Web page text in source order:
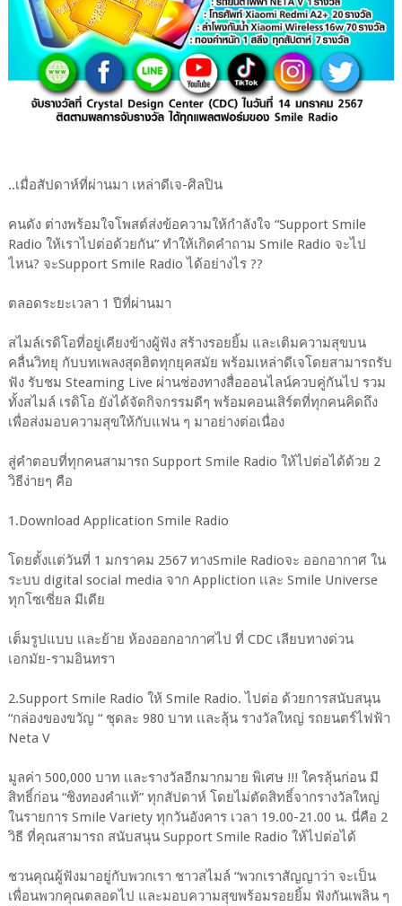
..เมื่อสัปดาห์ที่ผ่านมา เหล่าดีเจ-ศิลปิน
คนดัง ต่างพร้อมใจโพสต์ส่งข้อความให้กำลังใจ “Support Smile
Radio ให้เราไปต่อด้วยกัน” ทำให้เกิดคำถาม Smile Radio จะไป
ไหน? จะSupport Smile Radio ได้อย่างไร ??
ตลอดระยะเวลา 1 ปีที่ผ่านมา
สไมล์เรดิโอที่อยู่เคียงข้างผู้ฟัง สร้างรอยยิ้ม และเติมความสุขบน
คลื่นวิทยุ กับบทเพลงสุดฮิตทุกยุคสมัย พร้อมเหล่าดีเจโดยสามารถรับ
ฟัง รับชม Steaming Live ผ่านช่องทางสื่อออนไลน์ควบคู่กันไป รวม
ทั้งสไมล์ เรดิโอ ยังได้จัดกิจกรรมดีๆ พร้อมคอนเสิร์ตที่ทุกคนคิดถึง
เพื่อส่งมอบความสุขให้กับแฟน ๆ มาอย่างต่อเนื่อง
สู่คำตอบที่ทุกคนสามารถ Support Smile Radio ให้ไปต่อได้ด้วย 2
วิธีง่ายๆ คือ
1.Download Application Smile Radio
โดยตั้งเเต่วันที่ 1 มกราคม 2567 ทางSmile Radioจะ ออกอากาศ ใน
ระบบ digital social media จาก Appliction เเละ Smile Universe
ทุกโซเซี่ยล มีเดีย
เต็มรูปแบบ เเละย้าย ห้องออกอากาศไป ที่ CDC เลียบทางด่วน
เอกมัย-รามอินทรา
2.Support Smile Radio ให้ Smile Radio. ไปต่อ ด้วยการสนับสนุน
“กล่องของขวัญ “ ชุดละ 980 บาท เเละลุ้น รางวัลใหญ่ รถยนตร์ไฟฟ้า
Neta V
มูลค่า 500,000 บาท เเละรางวัลอีกมากมาย พิเศษ !!! ใครลุ้นก่อน มี
สิทธิ์ก่อน “ชิงทองคำแท้” ทุกสัปดาห์ โดยไม่ตัดสิทธิ์จากรางวัลใหญ่
ในรายการ Smile Variety ทุกวันอังคาร เวลา 19.00-21.00 น. นี่คือ 2
วิธี ที่คุณสามารถ สนับสนุน Support Smile Radio ให้ไปต่อได้
ชวนคุณผู้ฟังมาอยู่กับพวกเรา ชาวสไมล์ “พวกเราสัญญาว่า จะเป็น
เพื่อนพวกคุณตลอดไป และมอบความสุขพร้อมรอยยิ้ม ฟังกันเพลิน ๆ